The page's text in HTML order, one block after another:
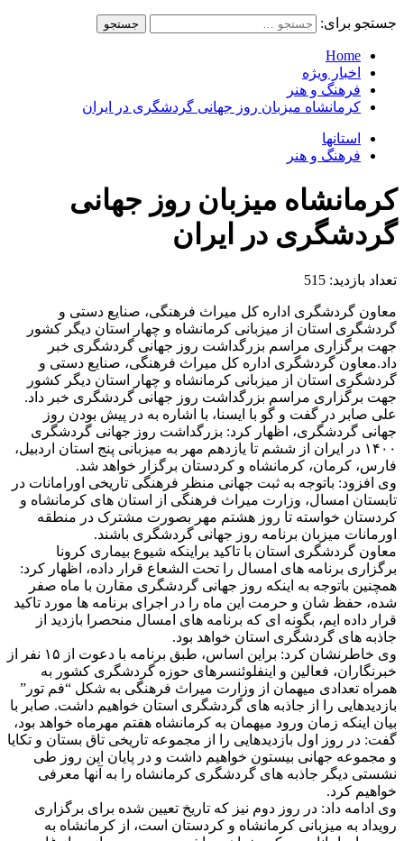
جستجو برای:
Home
اخبار ویژه
فرهنگ و هنر
کرمانشاه میزبان روز جهانی گردشگری در ایران
استانها
فرهنگ و هنر
کرمانشاه میزبان روز جهانی
گردشگری در ایران
تعداد بازدید: 515
معاون گردشگری اداره کل میراث فرهنگی، صنایع دستی و
گردشگری استان از میزبانی کرمانشاه و چهار استان دیگر کشور
جهت برگزاری مراسم بزرگداشت روز جهانی گردشگری خبر
داد.معاون گردشگری اداره کل میراث فرهنگی، صنایع دستی و
گردشگری استان از میزبانی کرمانشاه و چهار استان دیگر کشور
جهت برگزاری مراسم بزرگداشت روز جهانی گردشگری خبر داد.
علی صابر در گفت و گو با ایسنا، با اشاره به در پیش بودن روز
جهانی گردشگری، اظهار کرد: بزرگداشت روز جهانی گردشگری
۱۴۰۰ در ایران از ششم تا یازدهم مهر به میزبانی پنج استان اردبیل،
فارس، کرمان، کرمانشاه و کردستان برگزار خواهد شد.
وی افزود: باتوجه به ثبت جهانی منظر فرهنگی تاریخی اورامانات در
تابستان امسال، وزارت میراث فرهنگی از استان های کرمانشاه و
کردستان خواسته تا روز هشتم مهر بصورت مشترک در منطقه
اورمانات میزبان برنامه روز جهانی گردشگری باشند.
معاون گردشگری استان با تاکید براینکه شیوع بیماری کرونا
برگزاری برنامه های امسال را تحت الشعاع قرار داده، اظهار کرد:
همچنین باتوجه به اینکه روز جهانی گردشگری مقارن با ماه صفر
شده، حفظ شان و حرمت این ماه را در اجرای برنامه ها مورد تاکید
قرار داده ایم، بگونه ای که برنامه های امسال منحصرا بازدید از
جاذبه های گردشگری استان خواهد بود.
وی خاطرنشان کرد: براین اساس، طبق برنامه با دعوت از ۱۵ نفر از
خبرنگاران، فعالین و اینفلوئنسرهای حوزه گردشگری کشور به
همراه تعدادی میهمان از وزارت میراث فرهنگی به شکل “فم تور”
بازدیدهایی را از جاذبه های گردشگری استان خواهیم داشت. صابر با
بیان اینکه زمان ورود میهمان به کرمانشاه هفتم مهرماه خواهد بود،
گفت: در روز اول بازدیدهایی را از مجموعه تاریخی تاق بستان و تکایا
و مجموعه جهانی بیستون خواهیم داشت و در پایان این روز طی
نشستی دیگر جاذبه های گردشگری کرمانشاه را به آنها معرفی
خواهیم کرد.
وی ادامه داد: در روز دوم نیز که تاریخ تعیین شده برای برگزاری
رویداد به میزبانی کرمانشاه و کردستان است، از کرمانشاه به